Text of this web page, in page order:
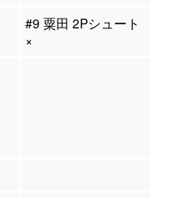
#9 粟田 2Pシュート
×